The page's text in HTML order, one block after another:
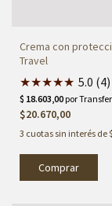
Crema con
Travel
★★★★★ 5.0 (4)
$20.670,00
3 cuotas sin interés de